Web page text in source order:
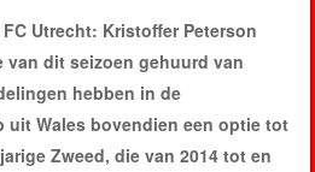
Utrecht: Kristoffer Peterson
dit seizoen gehuurd van
hebben in de
uit Wales bovendien een optie tot
Zweed, die van 2014 tot en